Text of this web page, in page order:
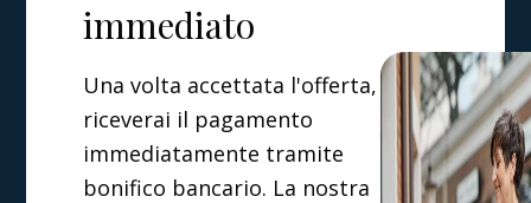
immediato
Una volta accettata l'offerta,
riceverai il pagamento
immediatamente tramite
bonifico bancario. La nostra